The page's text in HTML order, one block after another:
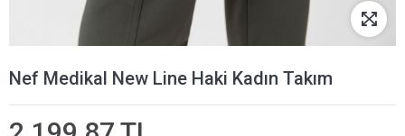
Nef Medikal New Line Haki Kadın Takım